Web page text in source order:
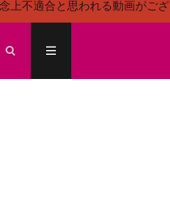
上不適合と思われる動画がござ